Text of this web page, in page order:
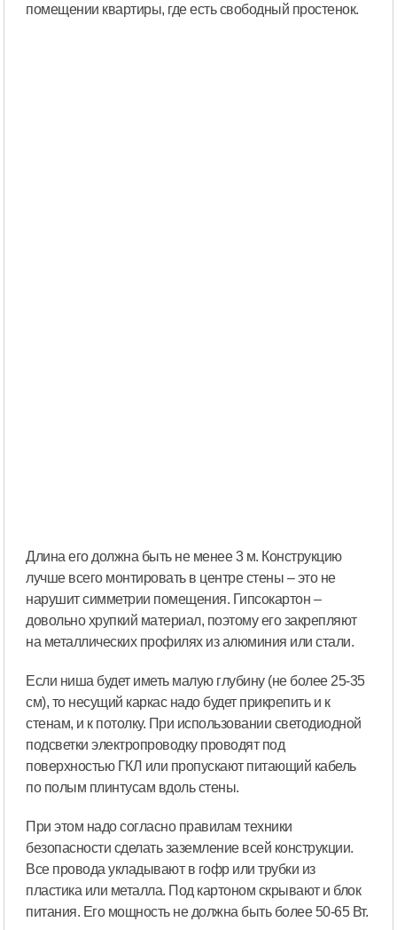
помещении квартиры, где есть свободный простенок.
Длина его должна быть не менее 3 м. Конструкцию
лучше всего монтировать в центре стены – это не
нарушит симметрии помещения. Гипсокартон –
довольно хрупкий материал, поэтому его закрепляют
на металлических профилях из алюминия или стали.
Если ниша будет иметь малую глубину (не более 25-35
см), то несущий каркас надо будет прикрепить и к
стенам, и к потолку. При использовании светодиодной
подсветки электропроводку проводят под
поверхностью ГКЛ или пропускают питающий кабель
по полым плинтусам вдоль стены.
При этом надо согласно правилам техники
безопасности сделать заземление всей конструкции.
Все провода укладывают в гофр или трубки из
пластика или металла. Под картоном скрывают и блок
питания. Его мощность не должна быть более 50-65 Вт.